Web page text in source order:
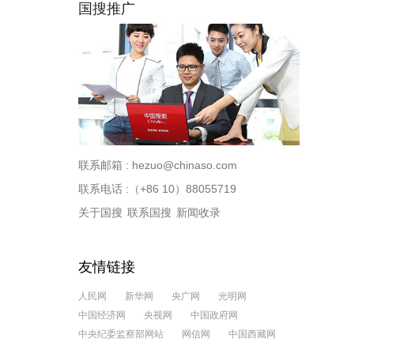
国搜推广
联系邮箱 : hezuo@chinaso.com
联系电话 :（+86 10）88055719
关于国搜 联系国搜 新闻收录
友情链接
人民网 新华网 央广网
光明网
中国经济网
央视网
中国政府网
中央纪委监察部网站
网信网 中国西藏网